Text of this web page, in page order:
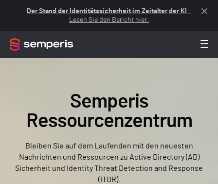
Der Stand der Identitätssicherheit im Zeitalter der KI –
Lesen Sie den Bericht hier.
Semperis
Ressourcenzentrum
Bleiben Sie auf dem Laufenden mit den neuesten
Nachrichten und Ressourcen zu Active Directory (AD)
Sicherheit und Identity Threat Detection and Response
(ITDR).